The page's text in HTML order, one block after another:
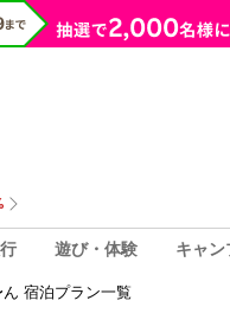
遊び・体験 キャン
宿泊プラン一覧